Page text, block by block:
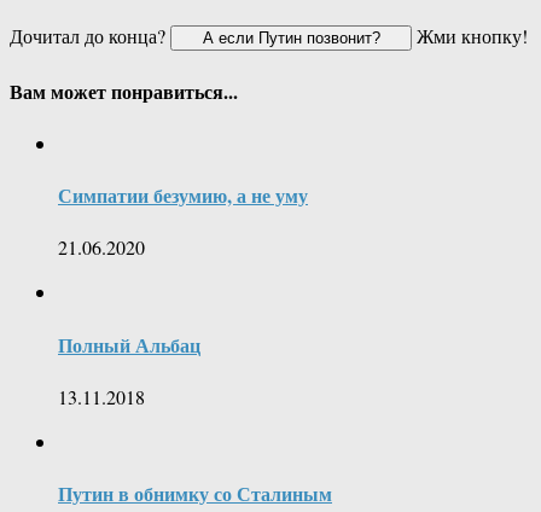
Дочитал до конца?
Жми кнопку!
Вам может понравиться...
Симпатии безумию, а не уму
21.06.2020
Полный Альбац
13.11.2018
Путин в обнимку со Сталиным